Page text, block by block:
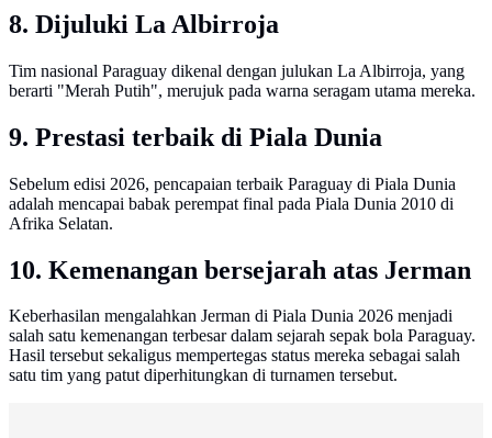
8. Dijuluki La Albirroja
Tim nasional Paraguay dikenal dengan julukan La Albirroja, yang
berarti "Merah Putih", merujuk pada warna seragam utama mereka.
9. Prestasi terbaik di Piala Dunia
Sebelum edisi 2026, pencapaian terbaik Paraguay di Piala Dunia
adalah mencapai babak perempat final pada Piala Dunia 2010 di
Afrika Selatan.
10. Kemenangan bersejarah atas Jerman
Keberhasilan mengalahkan Jerman di Piala Dunia 2026 menjadi
salah satu kemenangan terbesar dalam sejarah sepak bola Paraguay.
Hasil tersebut sekaligus mempertegas status mereka sebagai salah
satu tim yang patut diperhitungkan di turnamen tersebut.